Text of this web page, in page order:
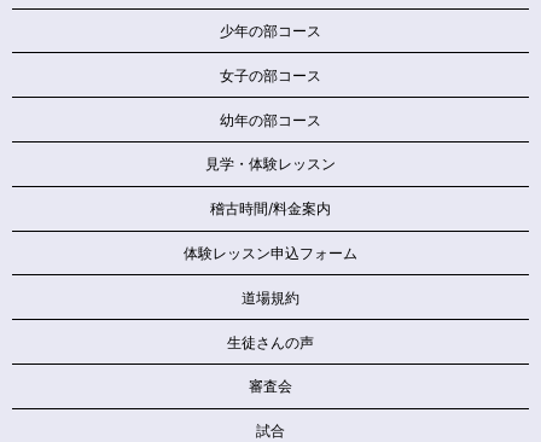
少年の部コース
女子の部コース
幼年の部コース
見学・体験レッスン
稽古時間/料金案内
体験レッスン申込フォーム
道場規約
生徒さんの声
審査会
試合